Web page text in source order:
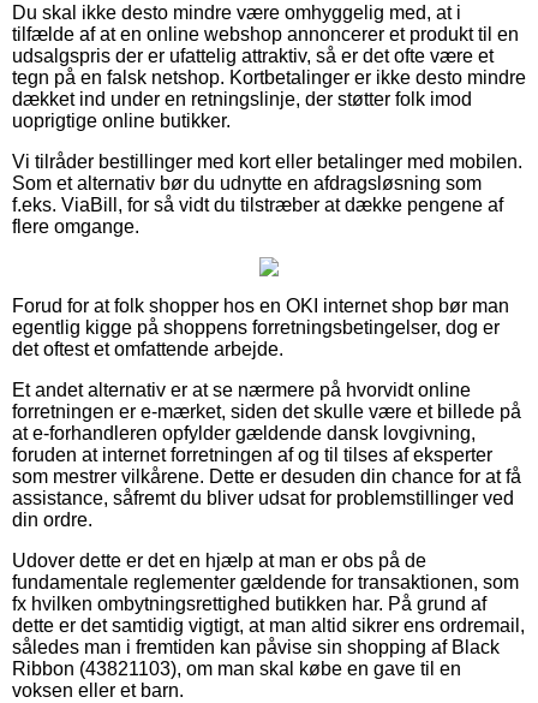
Du skal ikke desto mindre være omhyggelig med, at i
tilfælde af at en online webshop annoncerer et produkt til en
udsalgspris der er ufattelig attraktiv, så er det ofte være et
tegn på en falsk netshop. Kortbetalinger er ikke desto mindre
dækket ind under en retningslinje, der støtter folk imod
uoprigtige online butikker.
Vi tilråder bestillinger med kort eller betalinger med mobilen.
Som et alternativ bør du udnytte en afdragsløsning som
f.eks. ViaBill, for så vidt du tilstræber at dække pengene af
flere omgange.
Forud for at folk shopper hos en OKI internet shop bør man
egentlig kigge på shoppens forretningsbetingelser, dog er
det oftest et omfattende arbejde.
Et andet alternativ er at se nærmere på hvorvidt online
forretningen er e-mærket, siden det skulle være et billede på
at e-forhandleren opfylder gældende dansk lovgivning,
foruden at internet forretningen af og til tilses af eksperter
som mestrer vilkårene. Dette er desuden din chance for at få
assistance, såfremt du bliver udsat for problemstillinger ved
din ordre.
Udover dette er det en hjælp at man er obs på de
fundamentale reglementer gældende for transaktionen, som
fx hvilken ombytningsrettighed butikken har. På grund af
dette er det samtidig vigtigt, at man altid sikrer ens ordremail,
således man i fremtiden kan påvise sin shopping af Black
Ribbon (43821103), om man skal købe en gave til en
voksen eller et barn.